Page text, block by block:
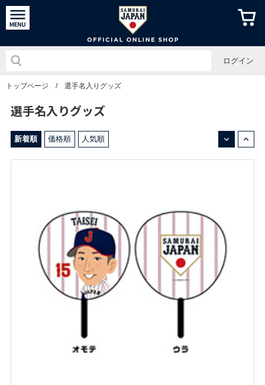
侍ジャパ
ログイン
トップページ / 選手名入りグッズ
選手名入りグッズ
新着順 価格順 人気順